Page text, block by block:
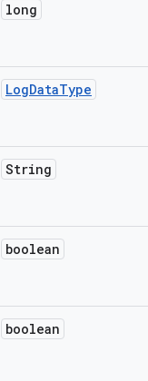
long
LogDataType
String
boolean
boolean